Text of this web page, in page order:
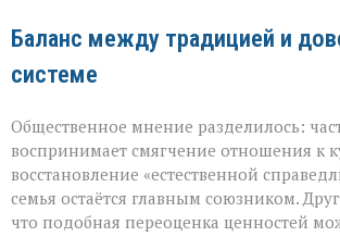
Баланс между традицией и
системе
Общественное мнение разделилось:
воспринимает смягчение отношения к
восстановление «естественной
семья остаётся главным союзником.
что подобная переоценка ценностей